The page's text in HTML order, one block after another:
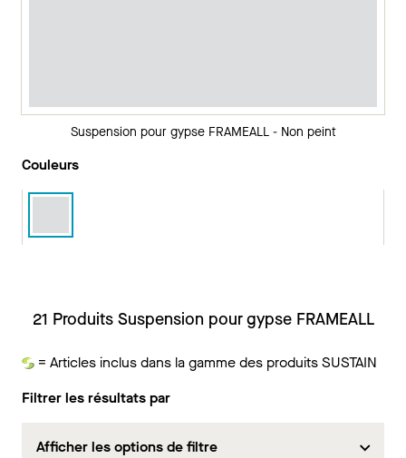
Suspension pour gypse FRAMEALL - Non peint
Couleurs
21 Produits Suspension pour gypse FRAMEALL
Durabilité
= Articles inclus dans la gamme des produits SUSTAIN
Filtrer les résultats par
Afficher les options de filtre